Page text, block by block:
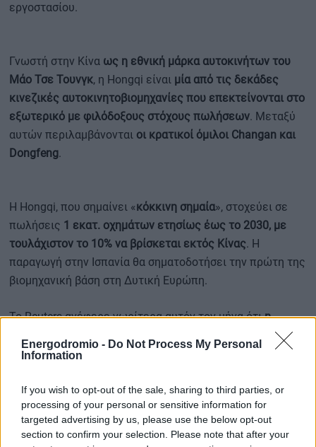
Energodromio - Do Not Process My Personal
Information
If you wish to opt-out of the sale, sharing to third parties, or
processing of your personal or sensitive information for
targeted advertising by us, please use the below opt-out
section to confirm your selection. Please note that after your
εργοστασίου.
Γνωστή στην Κίνα ως η εθνική μάρκα αυτοκινήτων του
Μάο Τσε Τουνγκ, η Hongqi είναι μία από τις δεκάδες
κινεζικές αυτοκινητοβιομηχανίες που επεκτείνονται στο
εξωτερικό με φιλόδοξους στόχους πωλήσεων. Μεταξύ
αυτών περιλαμβάνονται οι κρατικοί όμιλοι Changan και
Dongfeng.
Η Hongqi, που σημαίνει «κόκκινη σημαία», στοχεύει σε
πωλήσεις 1 εκατ. οχημάτων ετησίως έως το 2030, με
τουλάχιστον το 10% να βρίσκεται εκτός Κίνας. Η
παραγωγή στην Ισπανία θα σηματοδοτήσει την πρώτη της
βιομηχανική βάση στη Δυτική Ευρώπη.
Το Reuters ανέφερε νωρίτερα αυτόν τον μήνα ότιη
Stellantis βρίσκεται σε προχωρημένες συνομιλίες με την
Leapmotorγια την από κοινού ανάπτυξη ενός ηλεκτρικού
τεχνολογία της κινεζικής εταιρείας, το οποίο θα
παράγεται επίσης στη Σαραγόσα.